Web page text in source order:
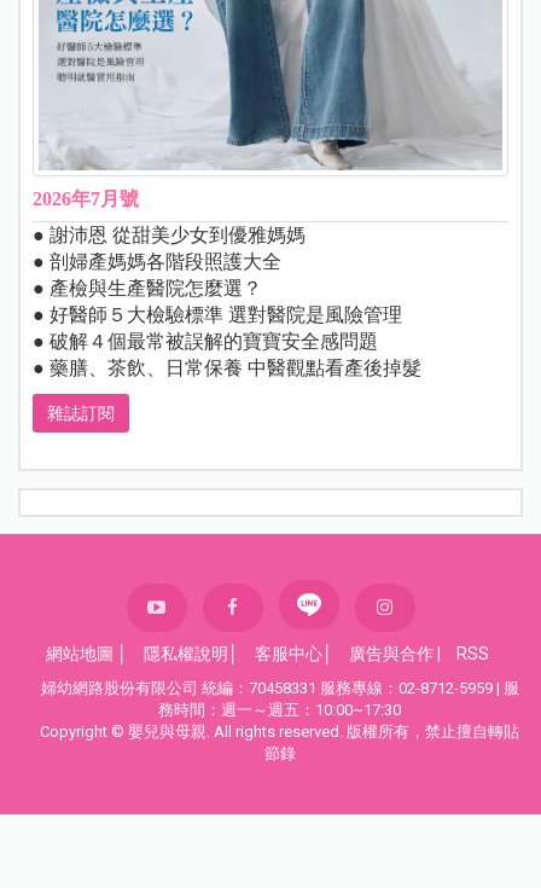
2026年7月號
● 謝沛恩 從甜美少女到優雅媽媽
● 剖婦產媽媽各階段照護大全
● 產檢與生產醫院怎麼選？
● 好醫師５大檢驗標準 選對醫院是風險管理
● 破解４個最常被誤解的寶寶安全感問題
● 藥膳、茶飲、日常保養 中醫觀點看產後掉髮
雜誌訂閱
網站地圖 隱私權說明 客服中心 廣告與合作 RSS
婦幼網路股份有限公司 統編：70458331 服務專線：02-8712-5959 | 服
務時間：週一～週五：10:00~17:30
Copyright © 嬰兒與母親. All rights reserved. 版權所有，禁止擅自轉貼
節錄